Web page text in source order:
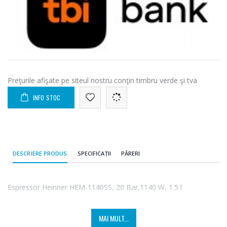
Preţurile afişate pe siteul nostru conţin timbru verde şi tva
INFO STOC
DESCRIERE PRODUS SPECIFICAȚII PĂRERI
Espressor Heinner HEM-1140SS, 20 Bar,1140 W, 1.5 l
MAI MULT...